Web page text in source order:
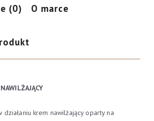
(0) O marce
działaniu krem nawilżający oparty na